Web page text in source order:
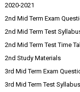
2020-2021
2nd Mid Term Exam
2nd Mid Term Test
2nd Mid Term Test Time
2nd Study Materials
3rd Mid Term Exam
3rd Mid Term Test Syllabus